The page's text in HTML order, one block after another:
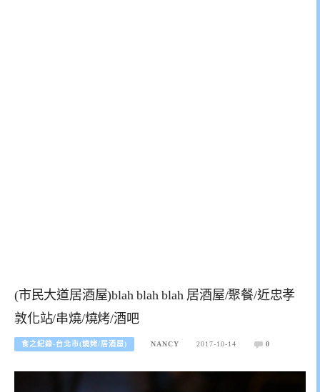
(市民大道居酒屋)blah blah blah 居酒屋/聚餐/近忠孝
敦化站/串燒/燒烤/酒吧
食之紀錄-台北市(燒烤/居酒屋) NANCY 2017-10-14 0